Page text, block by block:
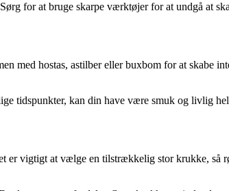
for at bruge skarpe værktøjer for at undgå at
med hostas, astilber eller buxbom for at skabe
tidspunkter, kan din have være smuk og livlig
er vigtigt at vælge en tilstrækkelig stor krukke, så